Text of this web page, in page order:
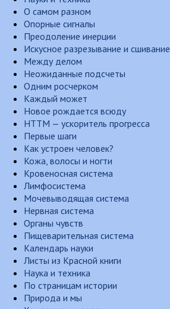
О самом разном
Опорные сигналы
Преодоление инерции
Искусное разрезывание и сшивание
Между делом
Неожиданные подсчеты
Одним росчерком
Каждый может
Новое рождается всюду
НТТМ — ускоритель прогресса
Первые шаги
Как устроен человек?
Кожа, волосы и ногти
Кровеносная система
Лимфосистема
Мочевыводящая система
Нервная система
Органы чувств
Пищеварительная система
Календарь науки
Листы из Красной книги
Наука и техника
По страницам истории
Природа и мы